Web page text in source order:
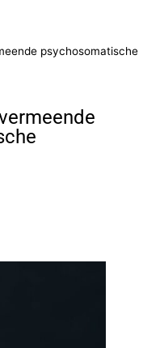
psychosomatische